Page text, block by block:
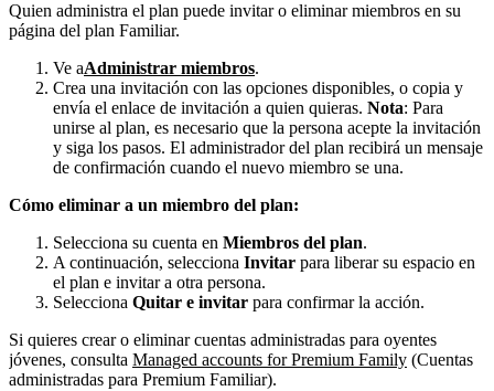
Quien administra el plan puede invitar o eliminar miembros en su
página del plan Familiar.
Ve aAdministrar miembros.
Crea una invitación con las opciones disponibles, o copia y
envía el enlace de invitación a quien quieras. Nota: Para
unirse al plan, es necesario que la persona acepte la invitación
y siga los pasos. El administrador del plan recibirá un mensaje
de confirmación cuando el nuevo miembro se una.
Cómo eliminar a un miembro del plan:
Selecciona su cuenta en Miembros del plan.
A continuación, selecciona Invitar para liberar su espacio en
el plan e invitar a otra persona.
Selecciona Quitar e invitar para confirmar la acción.
Si quieres crear o eliminar cuentas administradas para oyentes
jóvenes, consulta Managed accounts for Premium Family (Cuentas
administradas para Premium Familiar).